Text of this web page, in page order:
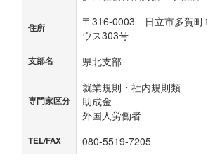
住所
〒316-0003 日立市多賀
ウス303号
支部名 県北支部
専門家区分
就業規則・社内規則類
助成金
外国人労働者
TEL/FAX
080-5519-7205